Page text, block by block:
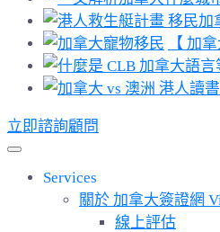
【 加
立即諮詢顧問
Services
關於 加拿大簽證網
線上評估